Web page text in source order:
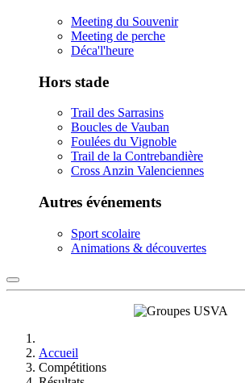
Meeting du Souvenir
Meeting de perche
Déca'l'heure
Hors stade
Trail des Sarrasins
Boucles de Vauban
Foulées du Vignoble
Trail de la Contrebandière
Cross Anzin Valenciennes
Autres événements
Sport scolaire
Animations & découvertes
Accueil
Compétitions